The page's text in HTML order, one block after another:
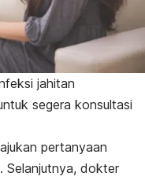
jahitan
segera konsultasi
pertanyaan
Selanjutnya, dokter